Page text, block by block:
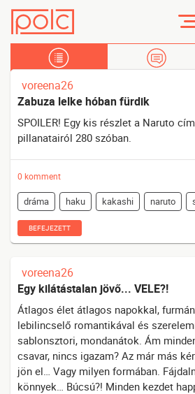
Tartalmak
voreena26
Zabuza lelke hóban fürdik
SPOILER! Egy kis részlet a Naruto
pillanatairól 280 szóban.
0 komment
dráma haku kakashi naruto
BEFEJEZETT
voreena26
Egy kilátástalan jövő... VELE?!
Átlagos élet átlagos napokkal,
lebilincselő romantikával és
sablonsztori, mondanátok. Ám
csavar, nincs igazam? Az már más
jön el… Vagy milyen formában.
könnyek… Búcsú?! Minden kezdet